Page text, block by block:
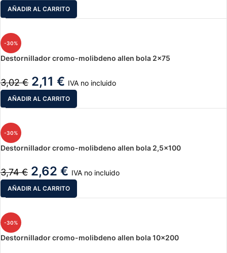
AÑADIR AL CARRITO
-30%
Destornillador cromo-molibdeno allen bola 2×75
3,02€ 2,11 € IVA no incluido
AÑADIR AL CARRITO
-30%
Destornillador cromo-molibdeno allen bola 2,5×100
3,74€ 2,62 € IVA no incluido
AÑADIR AL CARRITO
-30%
Destornillador cromo-molibdeno allen bola 10×200